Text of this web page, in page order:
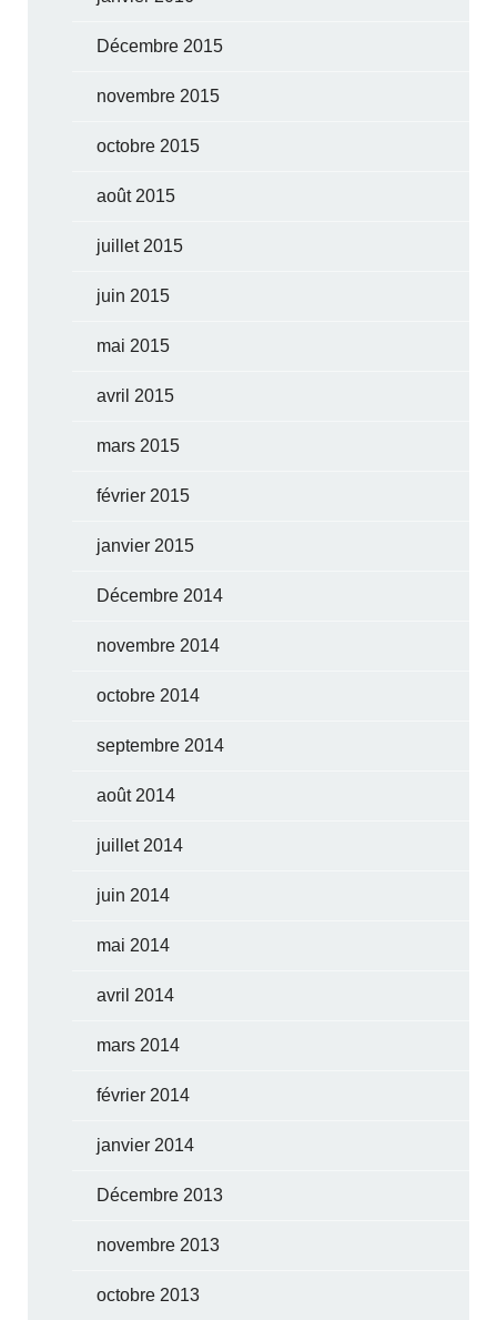
Décembre 2015
novembre 2015
octobre 2015
août 2015
juillet 2015
juin 2015
mai 2015
avril 2015
mars 2015
février 2015
janvier 2015
Décembre 2014
novembre 2014
octobre 2014
septembre 2014
août 2014
juillet 2014
juin 2014
mai 2014
avril 2014
mars 2014
février 2014
janvier 2014
Décembre 2013
novembre 2013
octobre 2013